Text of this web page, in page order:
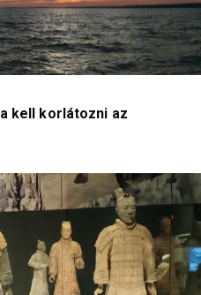
kell korlátozni az